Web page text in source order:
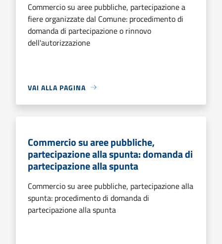
Commercio su aree pubbliche, partecipazione a
fiere organizzate dal Comune: procedimento di
domanda di partecipazione o rinnovo
dell'autorizzazione
VAI ALLA PAGINA
Commercio su aree pubbliche,
partecipazione alla spunta: domanda di
partecipazione alla spunta
Commercio su aree pubbliche, partecipazione alla
spunta: procedimento di domanda di
partecipazione alla spunta